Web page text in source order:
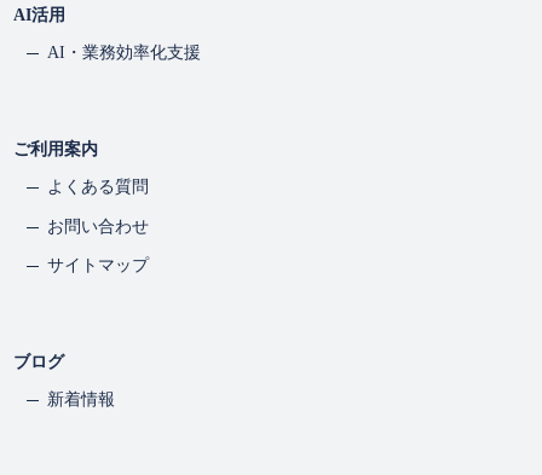
AI活用
AI・業務効率化支援
ご利用案内
よくある質問
お問い合わせ
サイトマップ
ブログ
新着情報